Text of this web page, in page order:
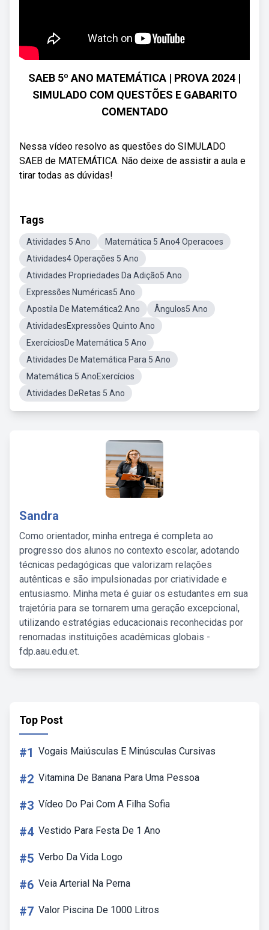
SAEB 5º ANO MATEMÁTICA | PROVA 2024 |
SIMULADO COM QUESTÕES E GABARITO
COMENTADO
Nessa vídeo resolvo as questões do SIMULADO
SAEB de MATEMÁTICA. Não deixe de assistir a aula e
tirar todas as dúvidas!
Tags
Atividades 5 Ano
Matemática 5 Ano4 Operacoes
Atividades4 Operações 5 Ano
Atividades Propriedades Da Adição5 Ano
Expressões Numéricas5 Ano
Apostila De Matemática2 Ano
Ângulos5 Ano
AtividadesExpressões Quinto Ano
ExercíciosDe Matemática 5 Ano
Atividades De Matemática Para 5 Ano
Matemática 5 AnoExercícios
Atividades DeRetas 5 Ano
Sandra
Como orientador, minha entrega é completa ao
progresso dos alunos no contexto escolar, adotando
técnicas pedagógicas que valorizam relações
autênticas e são impulsionadas por criatividade e
entusiasmo. Minha meta é guiar os estudantes em sua
trajetória para se tornarem uma geração excepcional,
utilizando estratégias educacionais reconhecidas por
renomadas instituições acadêmicas globais -
fdp.aau.edu.et.
Top Post
#1 Vogais Maiúsculas E Minúsculas Cursivas
#2 Vitamina De Banana Para Uma Pessoa
#3 Vídeo Do Pai Com A Filha Sofia
#4 Vestido Para Festa De 1 Ano
#5 Verbo Da Vida Logo
#6 Veia Arterial Na Perna
#7 Valor Piscina De 1000 Litros